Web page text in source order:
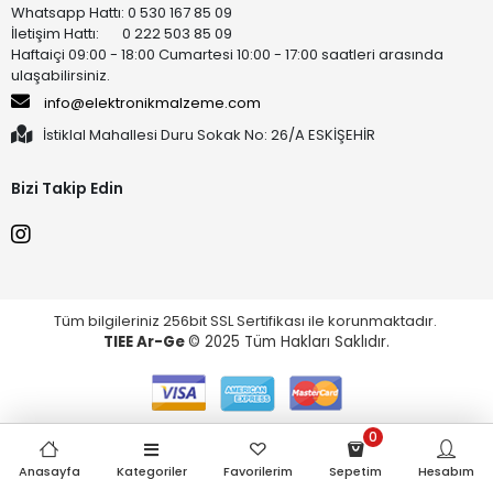
Whatsapp Hattı: 0 530 167 85 09
İletişim Hattı: 0 222 503 85 09
Haftaiçi 09:00 - 18:00 Cumartesi 10:00 - 17:00 saatleri arasında
ulaşabilirsiniz.
info@elektronikmalzeme.com
İstiklal Mahallesi Duru Sokak No: 26/A ESKİŞEHİR
Bizi Takip Edin
Tüm bilgileriniz 256bit SSL Sertifikası ile korunmaktadır.
TIEE Ar-Ge© 2025 Tüm Hakları Saklıdır.
Anasayfa Kategoriler Favorilerim Sepetim
0
Hesabım